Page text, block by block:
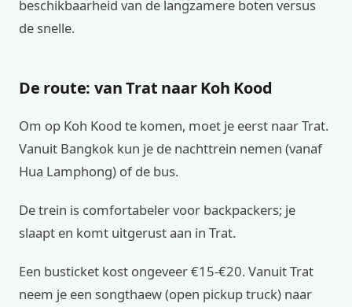
beschikbaarheid van de langzamere boten versus
de snelle.
De route: van Trat naar Koh Kood
Om op Koh Kood te komen, moet je eerst naar Trat.
Vanuit Bangkok kun je de nachttrein nemen (vanaf
Hua Lamphong) of de bus.
De trein is comfortabeler voor backpackers; je
slaapt en komt uitgerust aan in Trat.
Een busticket kost ongeveer €15-€20. Vanuit Trat
neem je een songthaew (open pickup truck) naar